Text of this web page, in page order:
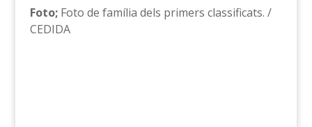
Foto;Foto de família dels primers classificats. /
CEDIDA